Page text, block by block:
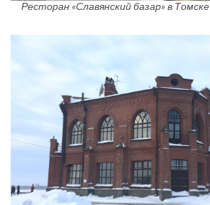
Ресторан «Славянский базар» в Томске